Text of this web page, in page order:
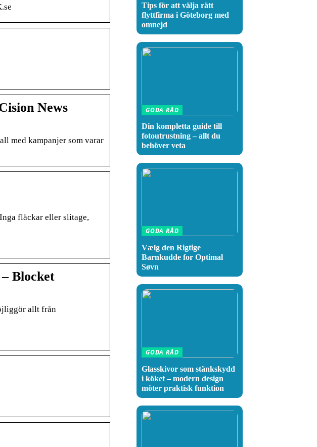
News
med kampanjer som varar
fläckar eller slitage,
Blocket
allt från
Tips för att välja rätt
flyttfirma i Göteborg med
omnejd
GODA RÅD
Din kompletta guide till
fotoutrustning – allt du
behöver veta
GODA RÅD
Vælg den Rigtige
Barnkudde for Optimal
Søvn
GODA RÅD
Glasskivor som stänkskydd
i köket – modern design
möter praktisk funktion